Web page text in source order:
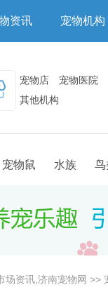
资讯 宠物机构
宠物店 宠物医院
其他机构
宠物鼠 水族 鸟
场资讯,济南宠物网 >>